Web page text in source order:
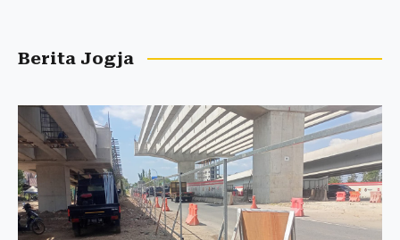
Berita Jogja